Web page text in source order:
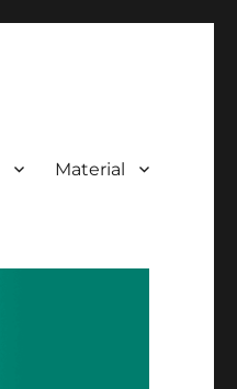
Material